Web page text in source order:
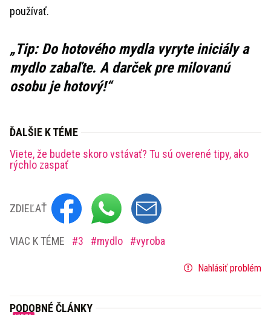
používať.
Tip:Do hotového mydla vyryte iniciály a
mydlo zabaľte. A darček pre milovanú
osobu je hotový!
ĎALŠIE K TÉME
Viete, že budete skoro vstávať? Tu sú overené tipy, ako
rýchlo zaspať
ZDIEĽAŤ
VIAC K TÉME 3 mydlo vyroba
Nahlásiť problém
PODOBNÉ ČLÁNKY